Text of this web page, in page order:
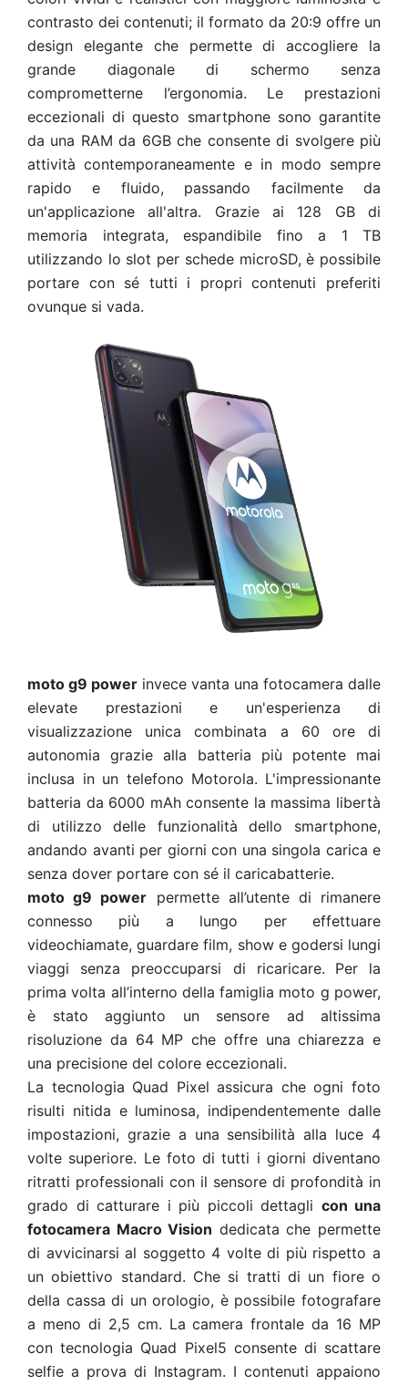
contrasto dei contenuti; il formato da 20:9 offre un
design elegante che permette di accogliere la
grande diagonale di schermo senza
comprometterne l’ergonomia.
Le prestazioni
eccezionali di questo smartphone sono garantite
da una RAM da 6GB che consente di svolgere più
attività contemporaneamente e in modo sempre
rapido e fluido, passando facilmente da
un'applicazione all'altra. Grazie ai 128 GB di
memoria integrata, espandibile fino a 1 TB
utilizzando lo slot per schede microSD, è possibile
portare con sé tutti i propri contenuti preferiti
ovunque si vada.
moto g9 power invece vanta una fotocamera dalle
elevate prestazioni e un'esperienza di
visualizzazione unica combinata a 60 ore di
autonomia grazie alla batteria più potente mai
inclusa in un telefono Motorola. L'impressionante
batteria da 6000 mAh consente la massima libertà
di utilizzo delle funzionalità dello smartphone,
andando avanti per giorni con una singola carica e
senza dover portare con sé il caricabatterie.
moto g9 power permette all’utente di rimanere
connesso più a lungo per effettuare
videochiamate, guardare film, show e godersi lungi
viaggi senza preoccuparsi di ricaricare.
Per la
prima volta all’interno della famiglia moto g power,
è stato aggiunto un sensore ad altissima
risoluzione da 64 MP che offre una chiarezza e
una precisione del colore eccezionali.
La tecnologia Quad Pixel assicura che ogni foto
risulti nitida e luminosa, indipendentemente dalle
impostazioni, grazie a una sensibilità alla luce 4
volte superiore. Le foto di tutti i giorni diventano
ritratti professionali con il sensore di profondità in
grado di catturare i più piccoli dettagli con una
fotocamera Macro Vision dedicata che permette
di avvicinarsi al soggetto 4 volte di più rispetto a
un obiettivo standard. Che si tratti di un fiore o
della cassa di un orologio, è possibile fotografare
a meno di 2,5 cm. La camera frontale da 16 MP
con tecnologia Quad Pixel5 consente di scattare
selfie a prova di Instagram. I contenuti appaiono